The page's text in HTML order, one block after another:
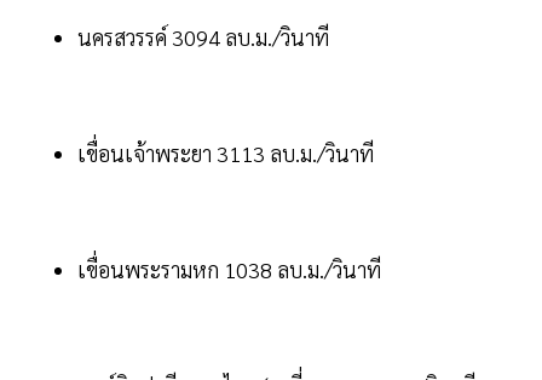
นครสวรรค์ 3094 ลบ.ม./วินาที
เขื่อนเจ้าพระยา 3113 ลบ.ม./วินาที
เขื่อนพระรามหก 1038 ลบ.ม./วินาที